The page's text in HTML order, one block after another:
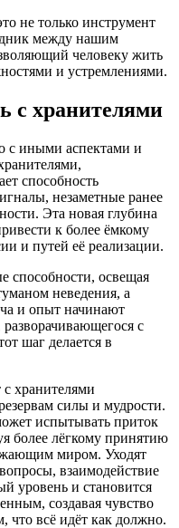
не только инструмент
между нашим
человеку жить
и устремлениями.
с хранителями
с иными аспектами и
способность
незаметные ранее
Эта новая глубина
к более ёмкому
и путей её реализации.
способности, освещая
неведения, а
и опыт начинают
с
шаг делается в
хранителями
силы и мудрости.
испытывать приток
более лёгкому принятию
миром. Уходят
взаимодействие
уровень и становится
создавая чувство
что всё идёт как должно.